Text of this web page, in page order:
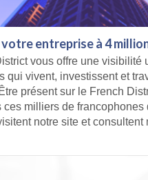
entreprise à 4
vous offre une visibilité
qui vivent, investissent et
présent sur le French
ces milliers de francophones
notre site et consultent